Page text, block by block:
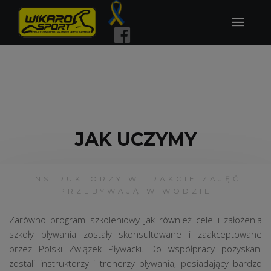
JAK UCZYMY
INSTRUKTORZY W TRAKCIE ZAJĘĆ
PRZEBYWAJĄ W WODZIE
Zarówno program szkoleniowy jak również cele i założenia
szkoły pływania zostały skonsultowane i zaakceptowane
przez Polski Związek Pływacki. Do współpracy pozyskani
zostali instruktorzy i trenerzy pływania, posiadający bardzo